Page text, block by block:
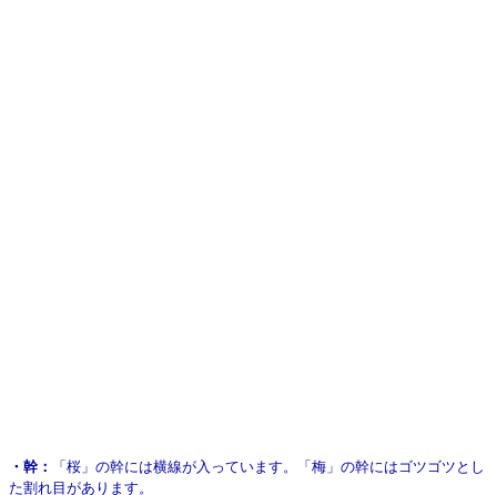
・幹：
「桜」の幹には横線が入っています。「梅」の幹にはゴツゴツとし
た割れ目があります。